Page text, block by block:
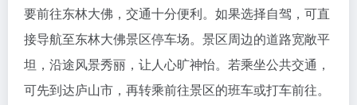
要前往东林大佛，交通十分便利。如果选择自驾，可直
接导航至东林大佛景区停车场。景区周边的道路宽敞平
坦，沿途风景秀丽，让人心旷神怡。若乘坐公共交通，
可先到达庐山市，再转乘前往景区的班车或打车前往。